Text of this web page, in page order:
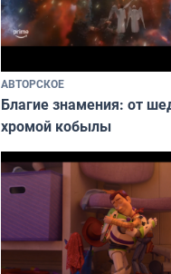
АВТОРСКОЕ
Благие знамения: от
хромой кобылы